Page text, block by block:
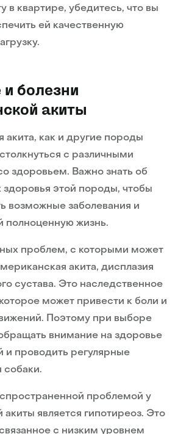
в квартире, убедитесь, что вы
ей качественную
и болезни
акиты
акита, как и другие породы
с различными
здоровьем. Важно знать об
здоровья этой породы, чтобы
возможные заболевания и
полноценную жизнь.
проблем, с которыми может
акита, дисплазия
сустава. Это наследственное
может привести к боли и
Поэтому при выборе
внимание на здоровье
и проводить регулярные
собаки.
проблемой у
является гипотиреоз. Это
с низким уровнем